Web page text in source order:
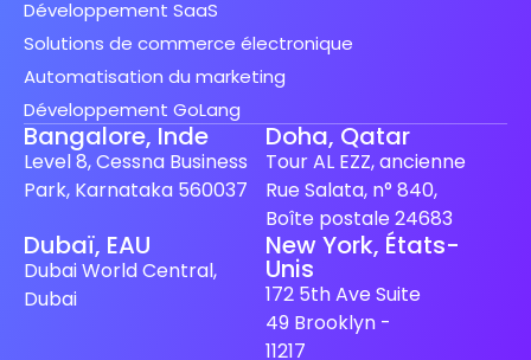
Développement SaaS
Solutions de commerce électronique
Automatisation du marketing
Développement GoLang
Bangalore, Inde
Level 8, Cessna Business
Park, Karnataka 560037
Doha, Qatar
Tour AL EZZ, ancienne
Rue Salata, n° 840,
Boîte postale 24683
Dubaï, EAU
Dubai World Central,
Dubai
New York, États-
Unis
172 5th Ave Suite
49 Brooklyn -
11217
Spanish (Spain)